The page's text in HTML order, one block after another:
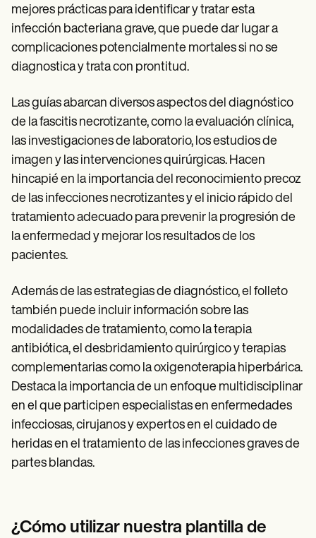
mejores prácticas para identificar y tratar esta
infección bacteriana grave, que puede dar lugar a
complicaciones potencialmente mortales si no se
diagnostica y trata con prontitud.
Las guías abarcan diversos aspectos del diagnóstico
de la fascitis necrotizante, como la evaluación clínica,
las investigaciones de laboratorio, los estudios de
imagen y las intervenciones quirúrgicas. Hacen
hincapié en la importancia del reconocimiento precoz
de las infecciones necrotizantes y el inicio rápido del
tratamiento adecuado para prevenir la progresión de
la enfermedad y mejorar los resultados de los
pacientes.
Además de las estrategias de diagnóstico, el folleto
también puede incluir información sobre las
modalidades de tratamiento, como la terapia
antibiótica, el desbridamiento quirúrgico y terapias
complementarias como la oxigenoterapia hiperbárica.
Destaca la importancia de un enfoque multidisciplinar
en el que participen especialistas en enfermedades
infecciosas, cirujanos y expertos en el cuidado de
heridas en el tratamiento de las infecciones graves de
partes blandas.
¿Cómo utilizar nuestra plantilla de